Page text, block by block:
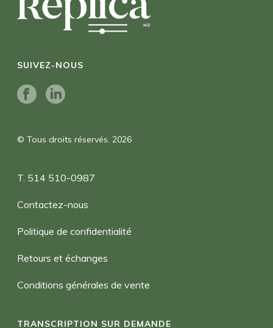
SUIVEZ-NOUS
© Tous droits réservés. 2026
T. 514 510-0987
Contactez-nous
Politique de confidentialité
Retours et échanges
Conditions générales de vente
TRANSCRIPTION SUR DEMANDE